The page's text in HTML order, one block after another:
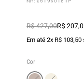
R$ 427,00R$
Em até 2x R$
Cor